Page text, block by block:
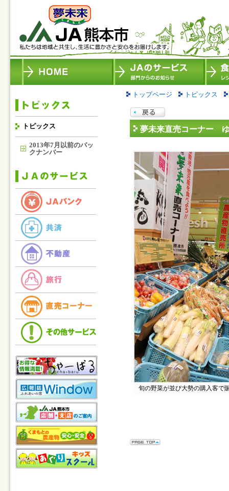
トピックス
2013年7月以前のバッ
クナンバー
トップページ トピックス
夢未来直売コーナー
旬の野菜が並び大勢の購入客で